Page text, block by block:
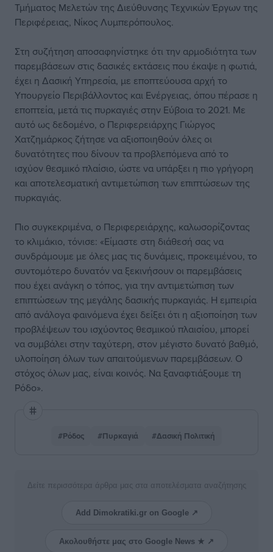
Τμήματος Μελετών της Διεύθυνσης Τεχνικών Έργων της
Περιφέρειας, Νίκος Λυμπερόπουλος.
Στη συζήτηση αποσαφηνίστηκε ότι την αρμοδιότητα των
παρεμβάσεων στις δασικές εκτάσεις που έκαψε η φωτιά,
έχει η Δασική Υπηρεσία, με εποπτεύουσα αρχή το
Υπουργείο Περιβάλλοντος και Ενέργειας, όπου πέρασε η
εποπτεία, μετά τις πυρκαγιές στην Εύβοια το 2021. Με
αυτό ως δεδομένο, ο Περιφερειάρχης Γιώργος
Χατζημάρκος ζήτησε να αξιοποιηθούν όλες οι
δυνατότητες που δίνουν τα προβλεπόμενα από το
ισχύον θεσμικό πλαίσιο, ώστε να υπάρξει η πιο γρήγορη
και αποτελεσματική αντιμετώπιση των επιπτώσεων της
πυρκαγιάς.
Πιο συγκεκριμένα, ο Περιφερειάρχης, καλωσορίζοντας
το κλιμάκιο, τόνισε: «Είμαστε στη διάθεσή σας να
συνδράμουμε με όλες μας τις δυνάμεις, προκειμένου, το
συντομότερο δυνατόν να ξεκινήσουν οι παρεμβάσεις
που έχει ανάγκη ο τόπος, για την αντιμετώπιση των
επιπτώσεων της μεγάλης δασικής πυρκαγιάς. Η εμπειρία
από ανάλογα φαινόμενα έχει δείξει ότι η αξιοποίηση των
προβλέψεων του ισχύοντος θεσμικού πλαισίου, μπορεί
να συμβάλει στην ταχύτερη, στον μέγιστο δυνατό βαθμό,
υλοποίηση όλων των απαιτούμενων παρεμβάσεων. Ο
στόχος όλων μας, είναι κοινός. Να ξαναφτιάξουμε τη
Ρόδο».
#Ρόδος #Πυρκαγιά #Δασική Πολιτική
Δείτε περισσότερα άρθρα μας στα αποτελέσματα αναζήτησης
Add Dimokratiki.gr on Google ↗
Ακολουθήστε μας στο Google News ★ ↗